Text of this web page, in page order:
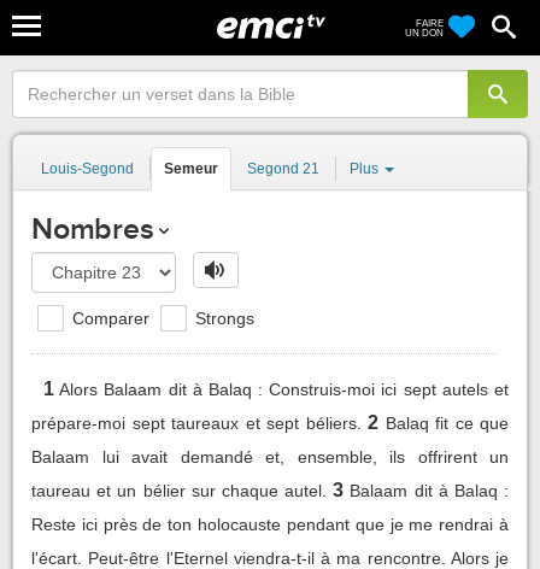
FAIRE
UN DON
Louis-Segond Semeur Segond 21 Plus
Nombres
Comparer Strongs
1 Alors Balaam dit à Balaq : Construis-moi ici sept autels et
prépare-moi sept taureaux et sept béliers. 2 Balaq fit ce que
Balaam lui avait demandé et, ensemble, ils offrirent un
taureau et un bélier sur chaque autel. 3 Balaam dit à Balaq :
Reste ici près de ton holocauste pendant que je me rendrai à
l'écart. Peut-être l'Eternel viendra-t-il à ma rencontre. Alors je